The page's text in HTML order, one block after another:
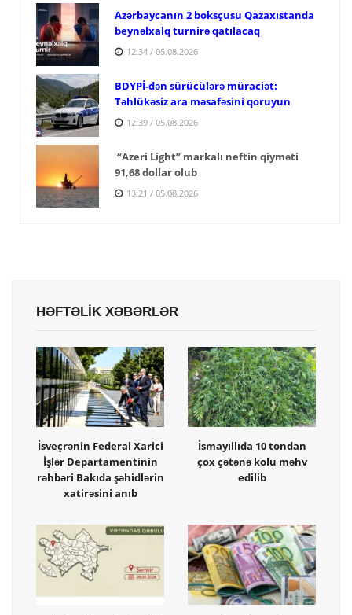
Azərbaycanın 2 boksçusu Qazaxıstanda
beynəlxalq turnirə qatılacaq
12:34 / 05.08.2026
BDYPİ-dən sürücülərə müraciət:
Təhlükəsiz ara məsafəsini qoruyun
12:39 / 05.08.2026
“Azeri Light” markalı neftin qiyməti
91,68 dollar olub
13:21 / 05.08.2026
HƏFTƏLİK XƏBƏRLƏR
İsveçrənin Federal Xarici
İşlər Departamentinin
rəhbəri Bakıda şəhidlərin
xatirəsini anıb
İsmayıllıda 10 tondan
çox çətənə kolu məhv
edilib